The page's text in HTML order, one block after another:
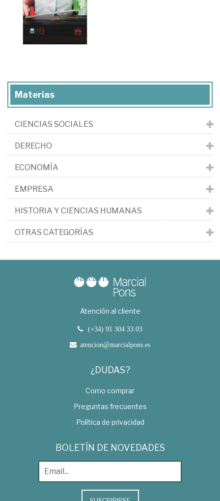
Materias
CIENCIAS SOCIALES
DERECHO
ECONOMÍA
EMPRESA
HISTORIA Y CIENCIAS HUMANAS
OTRAS CATEGORÍAS
Atención al cliente
(+34) 91 304 33 03
atencion@marcialpons.es
¿DUDAS?
Como comprar
Preguntas frecuentes
Política de privacidad
BOLETÍN DE NOVEDADES